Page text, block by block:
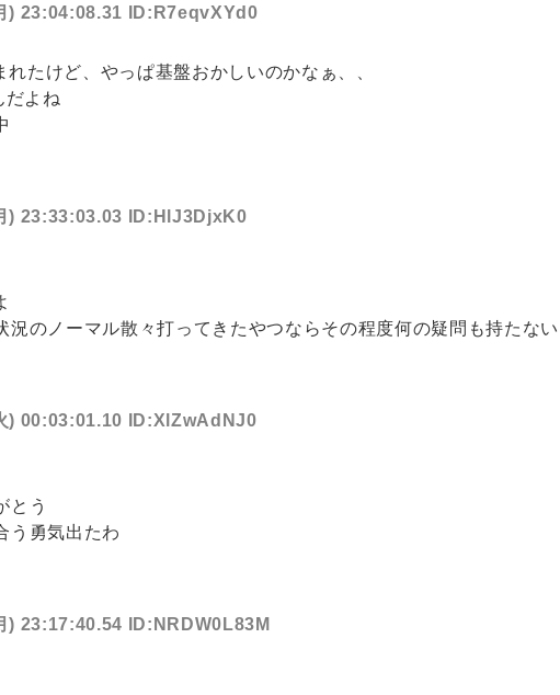
) 23:04:08.31 ID:R7eqvXYd0
たけど、やっぱ基盤おかしいのかなぁ、、
だよね
) 23:33:03.03 ID:HlJ3DjxK0
況のノーマル散々打ってきたやつならその程度何の疑問も持たない
) 00:03:01.10 ID:XlZwAdNJ0
とう
う勇気出たわ
) 23:17:40.54 ID:NRDW0L83M